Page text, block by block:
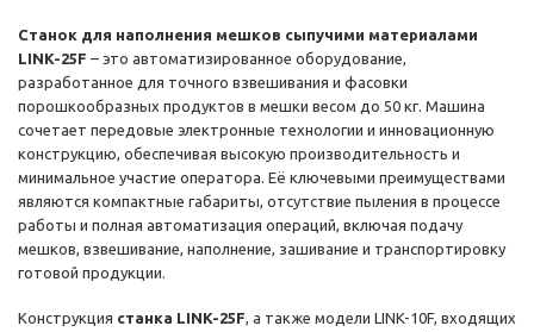
Станок для наполнения мешков сыпучими материалами
LINK-25F – это автоматизированное оборудование,
разработанное для точного взвешивания и фасовки
порошкообразных продуктов в мешки весом до 50 кг. Машина
сочетает передовые электронные технологии и инновационную
конструкцию, обеспечивая высокую производительность и
минимальное участие оператора. Её ключевыми преимуществами
являются компактные габариты, отсутствие пыления в процессе
работы и полная автоматизация операций, включая подачу
мешков, взвешивание, наполнение, зашивание и транспортировку
готовой продукции.
Конструкция станка LINK-25F, а также модели LINK-10F, входящих